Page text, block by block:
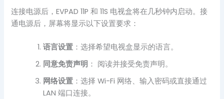
连接电源后，EVPAD 11P 和 11S 电视盒将在几秒钟内启动。接
通电源后，屏幕将显示以下设置要求：
语言设置 ：选择希望电视盒显示的语言。
同意免责声明 ： 阅读并接受免责声明。
网络设置 ：选择 Wi-Fi 网络、输入密码或直接通过
LAN 端口连接。